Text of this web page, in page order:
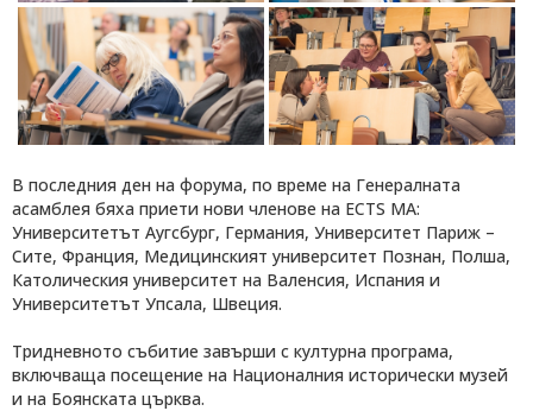
В последния ден на форума, по време на Генералната
асамблея бяха приети нови членове на ECTS MA:
Университетът Аугсбург, Германия, Университет Париж –
Сите, Франция, Медицинският университет Познан, Полша,
Католическия университет на Валенсия, Испания и
Университетът Упсала, Швеция.
Тридневното събитие завърши с културна програма,
включваща посещение на Националния исторически музей
и на Боянската църква.